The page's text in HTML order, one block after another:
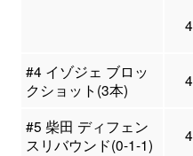
#4 イゾジェ ブロッ
クショット(3本)
#5 柴田 ディフェン
スリバウンド(0-1-1)